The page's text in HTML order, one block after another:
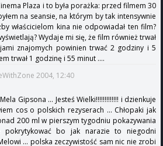
Plaza i to była porażka: przed filmem 30
na seansie, na którym by tak intensywnie
właścicielom kina nie odpowiadał ten film?
Wydaje mi się, że film również trwał
znajomych powinien trwać 2 godziny i 5
trwał 1 godzinę i 55 minut ....
2004, 12:40
Gipsona ... Jesteś Wielki!!!!!!!!!!!!! i dzienkuje
cos o polskich rezyserach ... Chłopaki jak
200 ml w pierszym tygodniu pokazywania
bo jak narazie to niegodni
... polska zeczywistość sam nic nie zrobi